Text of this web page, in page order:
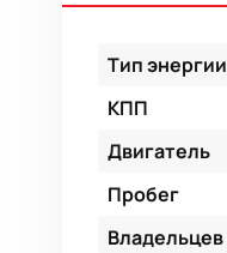
Тип энергии
КПП
Двигатель
Пробег
Владельцев